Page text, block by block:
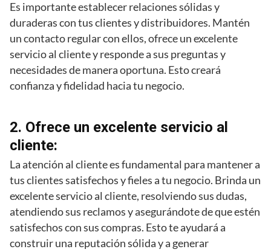
Es importante establecer relaciones sólidas y
duraderas con tus clientes y distribuidores. Mantén
un contacto regular con ellos, ofrece un excelente
servicio al cliente y responde a sus preguntas y
necesidades de manera oportuna. Esto creará
confianza y fidelidad hacia tu negocio.
2. Ofrece un excelente servicio al
cliente:
La atención al cliente es fundamental para mantener a
tus clientes satisfechos y fieles a tu negocio. Brinda un
excelente servicio al cliente, resolviendo sus dudas,
atendiendo sus reclamos y asegurándote de que estén
satisfechos con sus compras. Esto te ayudará a
construir una reputación sólida y a generar